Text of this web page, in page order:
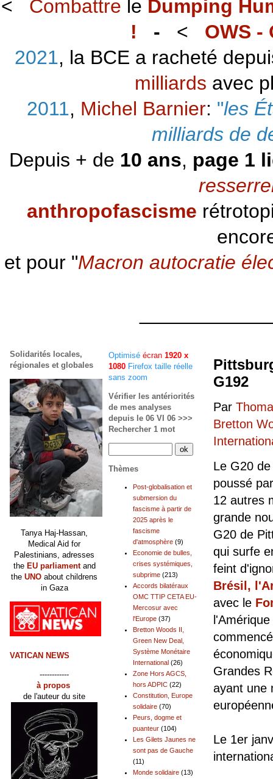
< Combattre le Dumping
! - < OWS -
2021, la BCE a racheté
milliards avec
2011, Michel Barnier: "les
milliards de
Depuis + de 10 ans, page 1
anthropofascisme
et pour "Macron autocratie
G192
Par
Bretton
Le G20
poussé
12 autres
grande
G20 de
qui surfe
feint
Brésil,
avec le
Grandes
ayant une
Le 1er
Optimisé écran 1920 x
1080 Firefox taille réelle
sans zoom
Vérifier les antériorités
de mes analyses
depuis le 06 VI 06 >>>
Rechercher 1 mot
Thèmes
Post-globalisation et
submersion du
fascisme à partir de
2025 après le
fascisme
d'atmosphère (9)
Economie de bulles,
crises systémiques,
subprime (213)
Accords bilatéraux
OMC TTIP CETA EU-
Mercosur avec
l'Europe (37)
Bretton Woods II,
Green New Deal,
Système Monétaire
International (26)
Zone Hors AGCS,
hors ADPIC (22)
Constitution, Europe
solidaire (70)
Peurs, dogme et
puanteur (104)
Les Gilets Jaunes ne
sont pas de Gauche
(11)
Monde solidaire (13)
Solidarités locales,
régionales et globales
Tanya Haj-Hassan,
Medical Aid for
Palestinians, adresses
the EU parliamentand
the UNO about childrens
in Gaza
VATICAN NEWS
------------
à propos
de l'auteur du site